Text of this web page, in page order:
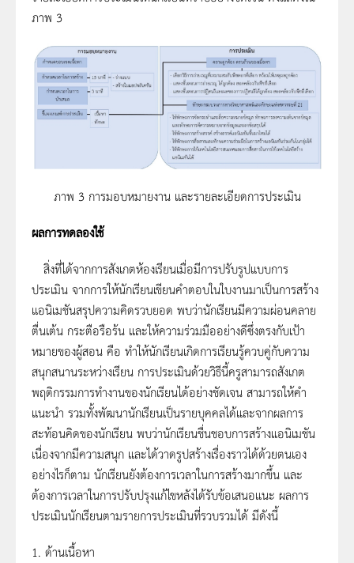
ภาพ 3
ภาพ 3 การมอบหมายงาน และรายละเอียดการประเมิน
ผลการทดลองใช้
สิ่งที่ได้จากการสังเกตห้องเรียนเมื่อมีการปรับรูปแบบการ
ประเมิน จากการให้นักเรียนเขียนคำตอบในใบงานมาเป็นการสร้าง
แอนิเมชันสรุปความคิดรวบยอด พบว่านักเรียนมีความผ่อนคลาย
ตื่นเต้น กระตือรือร้น และให้ความร่วมมืออย่างดีซึ่งตรงกับเป้า
หมายของผู้สอน คือ ทำให้นักเรียนเกิดการเรียนรู้ควบคู่กับความ
สนุกสนานระหว่างเรียน การประเมินด้วยวิธีนี้ครูสามารถสังเกต
พฤติกรรมการทำงานของนักเรียนได้อย่างชัดเจน สามารถให้คำ
แนะนำ รวมทั้งพัฒนานักเรียนเป็นรายบุคคลได้และจากผลการ
สะท้อนคิดของนักเรียน พบว่านักเรียนชื่นชอบการสร้างแอนิเมชัน
เนื่องจากมีความสนุก และได้วาดรูปสร้างเรื่องราวได้ด้วยตนเอง
อย่างไรก็ตาม นักเรียนยังต้องการเวลาในการสร้างมากขึ้น และ
ต้องการเวลาในการปรับปรุงแก้ไขหลังได้รับข้อเสนอแนะ ผลการ
ประเมินนักเรียนตามรายการประเมินที่รวบรวมได้ มีดังนี้
1. ด้านเนื้อหา